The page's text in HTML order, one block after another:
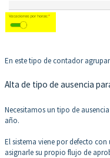
En este tipo de contador
Alta de tipo de ausencia
Necesitamos un tipo de
año.
El sistema viene por defecto
asignarle su propio flujo de